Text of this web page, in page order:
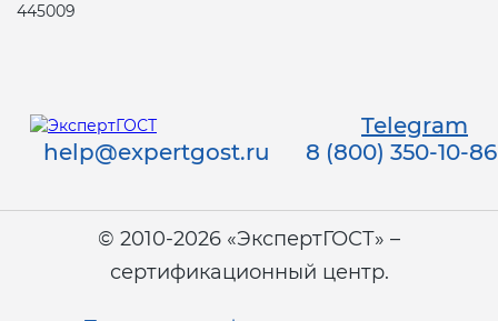
445009
Telegram
help@expertgost.ru
8 (800) 350-10-86
© 2010-2026 «ЭкспертГОСТ» –
сертификационный центр.